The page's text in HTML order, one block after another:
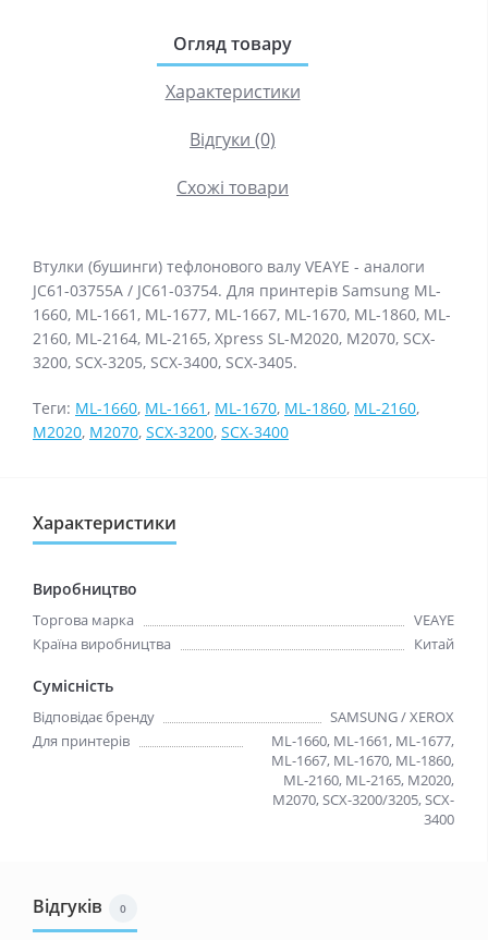
Огляд товару
Характеристики
Відгуки (0)
Схожі товари
Втулки (бушинги) тефлонового валу VEAYE - аналоги
JC61-03755A / JC61-03754. Для принтерів Samsung ML-
1660, ML-1661, ML-1677, ML-1667, ML-1670, ML-1860, ML-
2160, ML-2164, ML-2165, Xpress SL-M2020, M2070, SCX-
3200, SCX-3205, SCX-3400, SCX-3405.
Теги: ML-1660, ML-1661, ML-1670, ML-1860, ML-2160,
M2020, M2070, SCX-3200, SCX-3400
Характеристики
Виробництво
Торгова марка
VEAYE
Країна виробництва
Китай
Сумісність
Відповідає бренду
SAMSUNG / XEROX
Для принтерів
ML-1660, ML-1661, ML-1677,
ML-1667, ML-1670, ML-1860,
ML-2160, ML-2165, M2020,
M2070, SCX-3200/3205, SCX-
3400
Відгуків 0